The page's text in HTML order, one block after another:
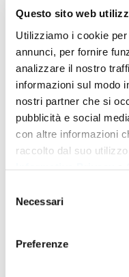
Questo sito web
Utilizziamo i cookie
annunci, per fornire
analizzare il nostro
informazioni sul modo
nostri partner che si
pubblicità e social
con altre informazioni
raccolto dal suo
delNecessari
Preferenze
costi ridotti e
ADNKRONOS.
Consumatori:
Bancomat
prelievi e
CASA E CLIMA -
acquisto della
solidarietà
solidarietà per i